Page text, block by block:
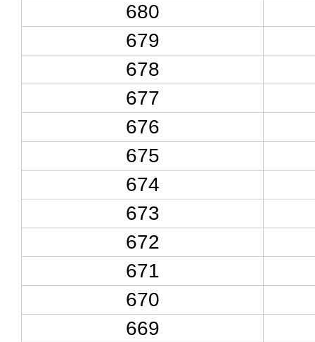
680
679
678
677
676
675
674
673
672
671
670
669